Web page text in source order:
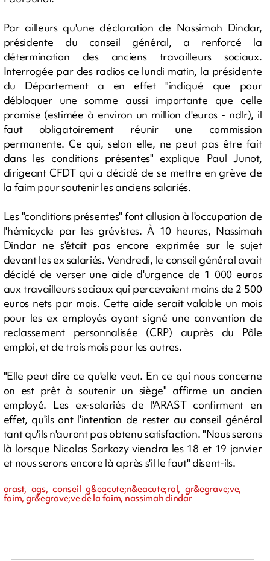
Par ailleurs qu'une déclaration de Nassimah Dindar,
présidente du conseil général, a renforcé la
détermination des anciens travailleurs sociaux.
Interrogée par des radios ce lundi matin, la présidente
du Département a en effet "indiqué que pour
débloquer une somme aussi importante que celle
promise (estimée à environ un million d'euros - ndlr), il
faut obligatoirement réunir une commission
permanente. Ce qui, selon elle, ne peut pas être fait
dans les conditions présentes" explique Paul Junot,
dirigeant CFDT qui a décidé de se mettre en grève de
la faim pour soutenir les anciens salariés.
Les "conditions présentes" font allusion à l'occupation de
l'hémicycle par les grévistes. À 10 heures, Nassimah
Dindar ne s'était pas encore exprimée sur le sujet
devant les ex salariés. Vendredi, le conseil général avait
décidé de verser une aide d'urgence de 1 000 euros
aux travailleurs sociaux qui percevaient moins de 2 500
euros nets par mois. Cette aide serait valable un mois
pour les ex employés ayant signé une convention de
reclassement personnalisée (CRP) auprès du Pôle
emploi, et de trois mois pour les autres.
"Elle peut dire ce qu'elle veut. En ce qui nous concerne
on est prêt à soutenir un siège" affirme un ancien
employé. Les ex-salariés de l'ARAST confirment en
effet, qu'ils ont l'intention de rester au conseil général
tant qu'ils n'auront pas obtenu satisfaction. "Nous serons
là lorsque Nicolas Sarkozy viendra les 18 et 19 janvier
et nous serons encore là après s'il le faut" disent-ils.
arast, ags, conseil g&eacute;n&eacute;ral, gr&egrave;ve,
faim, gr&egrave;ve de la faim, nassimah dindar